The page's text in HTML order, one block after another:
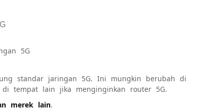
5G
standar jaringan 5G. Ini mungkin berubah di
tempat lain jika menginginkan router 5G.
merek lain.